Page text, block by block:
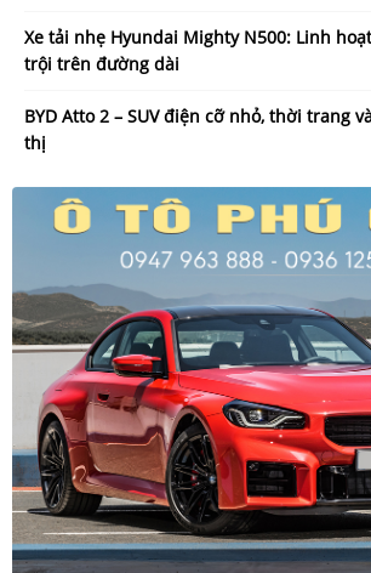
Xe tải nhẹ Hyundai Mighty N500: Linh
trội trên đường dài
BYD Atto 2 – SUV điện cỡ nhỏ, thời trang
thị